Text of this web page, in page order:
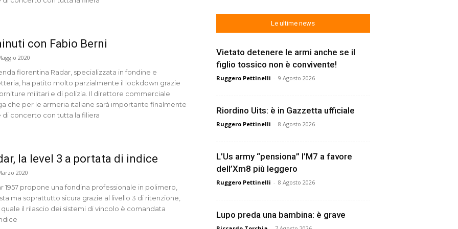
con Fabio Berni
2020
fiorentina Radar, specializzata in fondine e
ha patito molto parzialmente il lockdown grazie
militari e di polizia. Il direttore commerciale
che per le armeria italiane sarà importante finalmente
di concerto con tutta la filiera
la level 3 a portata di indice
2020
1957 propone una fondina professionale in polimero,
ma soprattutto sicura grazie al livello 3 di ritenzione,
il rilascio dei sistemi di vincolo è comandata
Le ultime news
Vietato detenere le armi anche se il
figlio tossico non è convivente!
Ruggero Pettinelli - 9 Agosto 2026
Riordino Uits: è in Gazzetta ufficiale
Ruggero Pettinelli - 8 Agosto 2026
L’Us army “pensiona” l’M7 a favore
dell’Xm8 più leggero
Ruggero Pettinelli - 8 Agosto 2026
Lupo preda una bambina: è grave